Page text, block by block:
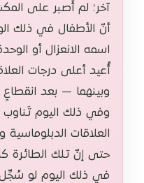
آخر؛ لم أَصبر على
أنّ الأطفال في ذلك
اسمه الانعزال أو
أُعيد أعلى درجات
وبينهما — بعد
وفي ذلك اليوم تَناوب
العلاقات
حتى إنّ تلك الطائرة
في ذلك اليوم لو